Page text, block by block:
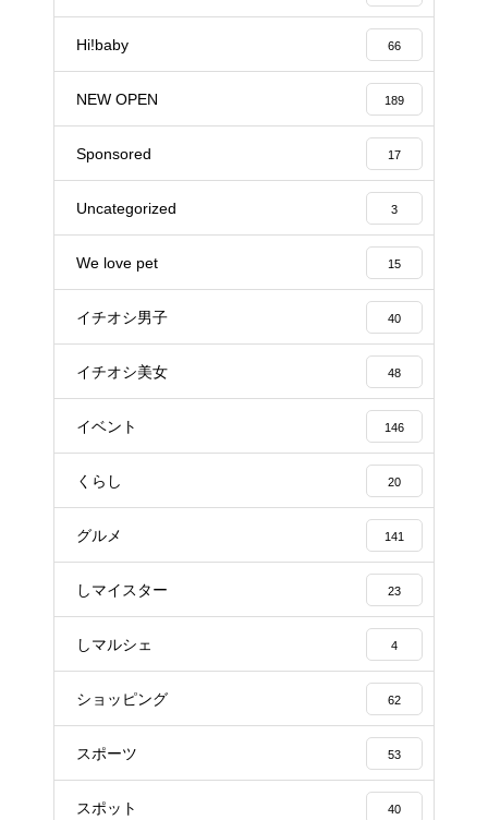
Hi!baby 66
NEW OPEN 189
Sponsored 17
Uncategorized 3
We love pet 15
イチオシ男子 40
イチオシ美女 48
イベント 146
くらし 20
グルメ 141
しマイスター 23
しマルシェ 4
ショッピング 62
スポーツ 53
スポット 40